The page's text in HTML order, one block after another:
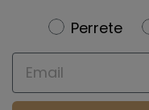
Newsletter
Perrete
Email